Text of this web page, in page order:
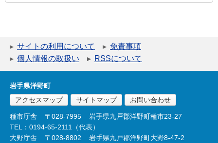
サイトの利用について
免責事項
個人情報の取扱い
RSSについて
岩手県洋野町
アクセスマップ
サイトマップ お問い合わせ
種市庁舎 〒028-7995
岩手県九戸郡洋野町種市23-27
TEL：0194-65-2111（代表）
大野庁舎
〒028-8802
岩手県九戸郡洋野町大野8-47-2